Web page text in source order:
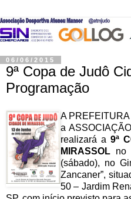
06/06/2015
9ª Copa de Judô
Programação
A
a
realizará a9ª
MIRASSOL no
(sábado), no
Zancaner”,
50 – Jardim